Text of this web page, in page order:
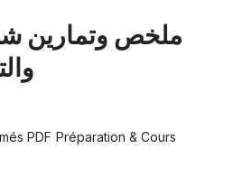
ملخص وتمارين
PDF Préparation & Cours